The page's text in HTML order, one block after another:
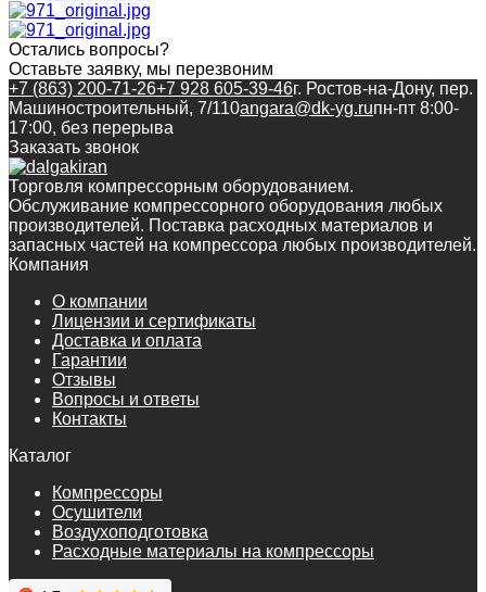
Остались вопросы?
Оставьте заявку, мы перезвоним
+7 (863) 200-71-26+7 928 605-39-46г. Ростов-на-Дону, пер.
Машиностроительный, 7/110angara@dk-yg.ruпн-пт 8:00-
17:00, без перерыва
Заказать звонок
Торговля компрессорным оборудованием.
Обслуживание компрессорного оборудования любых
производителей. Поставка расходных материалов и
запасных частей на компрессора любых производителей.
Компания
О компании
Лицензии и сертификаты
Доставка и оплата
Гарантии
Отзывы
Вопросы и ответы
Контакты
Каталог
Компрессоры
Осушители
Воздухоподготовка
Расходные материалы на компрессоры